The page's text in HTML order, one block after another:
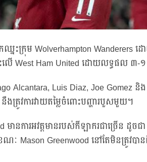
នះក្រុម Wolverhampton
West Ham United ដោយលទ្ធផល ៣-១ ក្
Alcantara, Luis Diaz, Joe Gomez និ
ត្រូវការវាយតម្លៃចំពោះបញ្ហារបួសមួយ។
ានការអវត្ដមានរបស់កីឡាករជាច្រើន ដូចជ
ៈ Mason Greenwood នៅតែមិនត្រូវប